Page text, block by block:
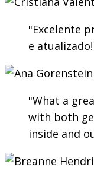
Excelente
e
What a
with both
inside and